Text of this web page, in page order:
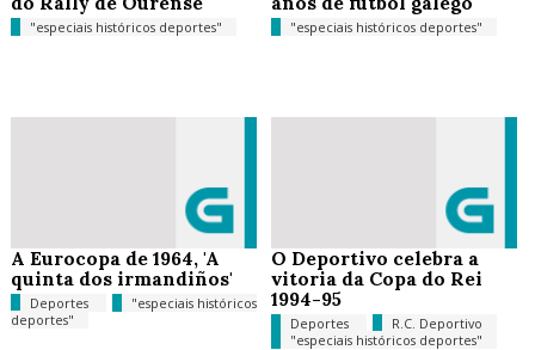
"especiais históricos deportes" "especiais históricos deportes"
A Eurocopa de 1964, 'A
quinta dos irmandiños'
Deportes
"especiais históricos
deportes"
O Deportivo celebra a
vitoria da Copa do Rei
1994-95
Deportes
R.C. Deportivo
"especiais históricos deportes"